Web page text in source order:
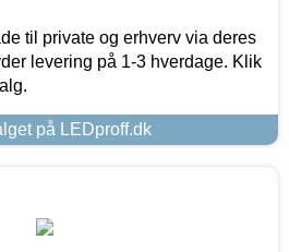
til private og erhverv via deres
levering på 1-3 hverdage. Klik
på LEDproff.dk